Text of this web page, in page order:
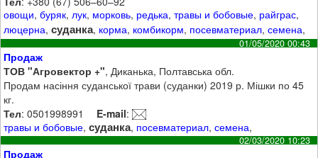
овощи,буряк, лук, морковь, редька,травы и бобовые, райграс,
люцерна,суданка, корма, комбикорм, посевматериал,семена,
01/05/2020 00:43
Продаж
ТОВ "Агровектор +", Диканька, Полтавська обл.
Продам насіння суданської трави (суданки) 2019 р. Мішки по 45
кг.
Тел: 0501998991 E-mail:
травы и бобовые,суданка, посевматериал,семена,
02/03/2020 10:23
Продаж